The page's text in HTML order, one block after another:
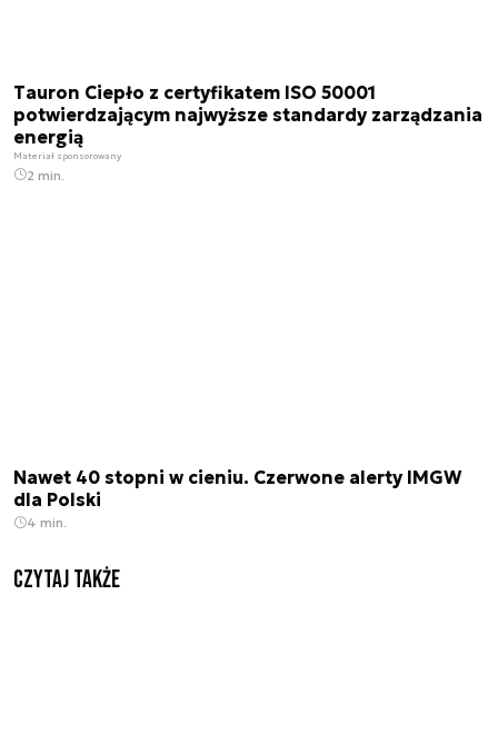
Tauron Ciepło z certyfikatem ISO 50001
potwierdzającym najwyższe standardy zarządzania
energią
Materiał sponsorowany
2 min.
Nawet 40 stopni w cieniu. Czerwone alerty IMGW
dla Polski
4 min.
Czytaj także